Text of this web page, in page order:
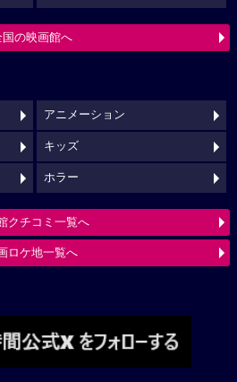
国の映画館へ
アニメーション
キッズ
ホラー
クチコミ一覧へ
ロケ地一覧へ